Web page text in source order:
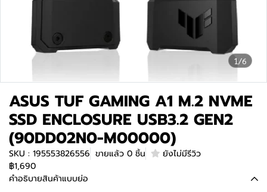
1/6
ASUS TUF GAMING A1 M.2 NVME
SSD ENCLOSURE USB3.2 GEN2
(90DD02N0-M00000)
SKU : 195553826556 ขายแล้ว 0 ชิ้น
ยังไม่มีรีวิว
฿1,690
คำอธิบายสินค้าแบบย่อ